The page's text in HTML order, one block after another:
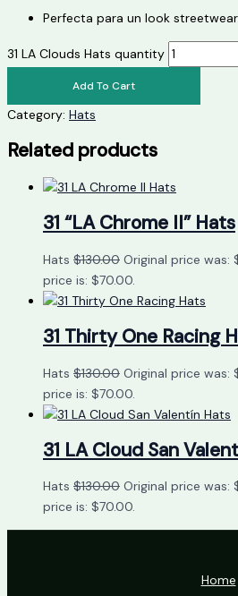
Perfecta para un look
31 LA Clouds Hats quantity
Add To Cart
Category: Hats
Related products
31 “LA Chrome II” Hats
Hats $130.00 Original price was:
price is: $70.00.
31 Thirty One Racing
Hats $130.00 Original price was:
price is: $70.00.
31 LA Cloud San
Hats $130.00 Original price was:
price is: $70.00.
Home